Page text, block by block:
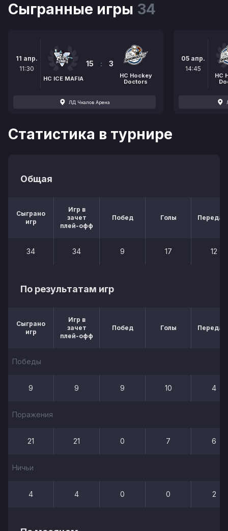
Сыгранные игры 34
11 апр.
11:30
HC ICE MAFIA
15 : 3
HC Hockey
Doctors
ЛД Чкалов Арена
05 апр.
14:45
HC
Статистика в турнире
Общая
Сыграно
игр
Игр в
зачет
плей-офф
Побед Голы
34 34 9 17 12
По результатам игр
Сыграно
игр
Игр в
зачет
плей-офф
Побед Голы
Победы
9 9 9 10 4
Поражения
21 21 0 7 6
Ничьи
4 4 0 0 2